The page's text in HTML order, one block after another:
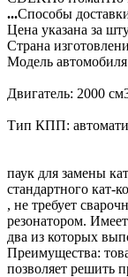
...Способы
Цена указана за
Страна
Модель
Двигатель: 2000
Тип КПП:
паук для замены
стандартного кат-
, не требует
резонатором.
два из которых
Преимущества:
позволяет решить